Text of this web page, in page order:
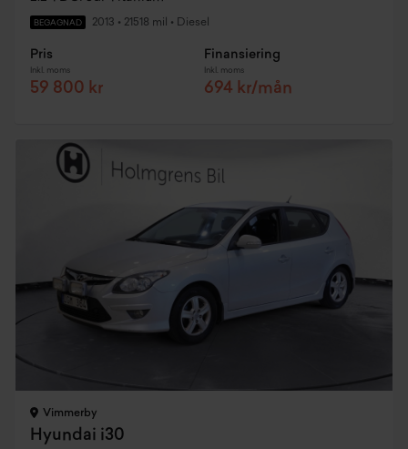
BEGAGNAD 2013 • 21518 mil • Diesel
Pris
Inkl. moms
59 800 kr
Finansiering
Inkl. moms
694 kr/mån
Vimmerby
Hyundai i30